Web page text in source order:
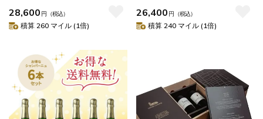
28,600 円 （税込）
積算 260 マイル (1倍)
26,400 円 （税込）
積算 240 マイル (1倍)